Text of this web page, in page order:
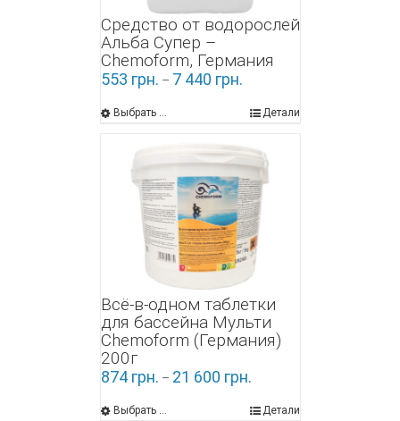
Средство от водорослей
Альба Супер –
Chemoform, Германия
553 грн. – 7 440 грн.
Выбрать ... Детали
Всё-в-одном таблетки
для бассейна Мульти
Chemoform (Германия)
200г
874 грн. – 21 600 грн.
Выбрать ... Детали